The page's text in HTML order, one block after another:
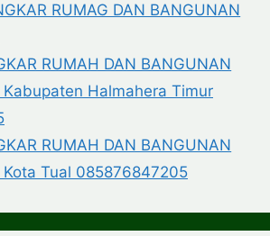
RUMAG DAN BANGUNAN
RUMAH DAN BANGUNAN
Kabupaten Halmahera Timur
RUMAH DAN BANGUNAN
Kota Tual 085876847205